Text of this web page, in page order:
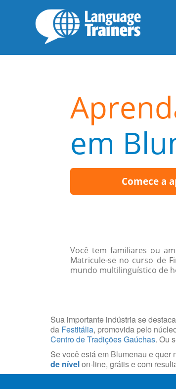
em
Comece a
Você tem familiares ou
Matricule-se no curso de
mundo multilinguístico de
Sua importante indústria se
da Festitália, promovida pelo
Centro de Tradições Gaúchas. Ou
Se você está em Blumenau e quer
de nívelon-line, grátis e com